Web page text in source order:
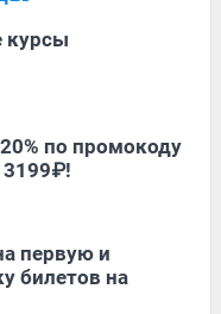
курсы
по промокоду
3199₽!
первую и
билетов на